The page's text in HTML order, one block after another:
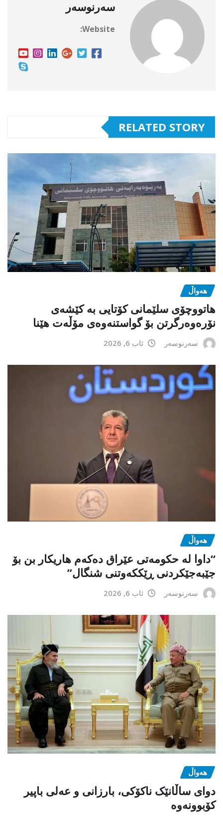
سەرنوسەر
Website:
RELATED STORY
هەواڵ
هاتووچۆی سلێمانی کۆتایی بە کێشەی
نۆرەوەرگرتن بۆ گواستنەوەی مۆڵەت هێنا
سەرنوسەر ئاب 6, 2026
هەواڵ
“داوا لە حكومەتی عێراق دەكەم هاریكار بن بۆ
جێبەجێكردنی ڕێككەوتنی شنگال”
سەرنوسەر ئاب 6, 2026
هەواڵ
دوای ساڵانێک ناکۆکی، بارزانی و عەلی باپیر
کۆبوونەوە